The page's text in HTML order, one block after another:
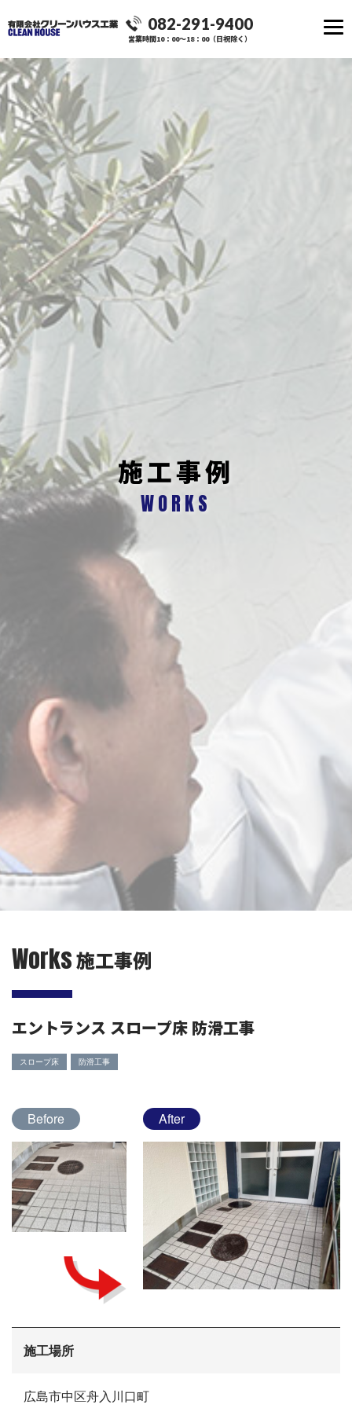
082-291-9400
営業時間10：00～18：00（日祝除く）
施工事例
WORKS
Works施工事例
エントランス スロープ床 防滑工事
スロープ床 防滑工事
Before After
施工場所
広島市中区舟入川口町